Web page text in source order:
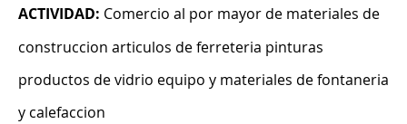
ACTIVIDAD: Comercio al por mayor de materiales de
construccion articulos de ferreteria pinturas
productos de vidrio equipo y materiales de fontaneria
y calefaccion